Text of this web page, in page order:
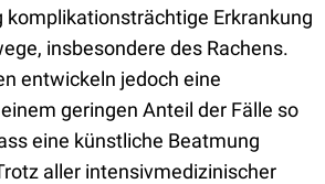
komplikationsträchtige Erkrankung
insbesondere des Rachens.
entwickeln jedoch eine
geringen Anteil der Fälle so
eine künstliche Beatmung
aller intensivmedizinischer